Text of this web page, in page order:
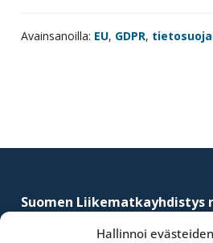
Hallinnoi evästeiden
Avainsanoilla: EU, GDPR,
Suomen Liikematkayhdistys